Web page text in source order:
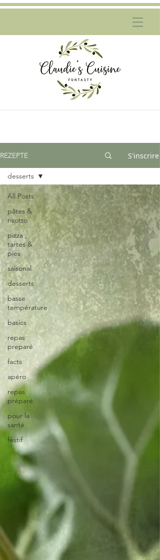
REZEPTE S'inscrire
All Posts
pâtes &
risotto
pizza ,
tartes &
pies
saisonal
desserts
basse
température
basics
repas
preparé
facts
apéro
repas
préparé
pour la
santé
festif
desserts